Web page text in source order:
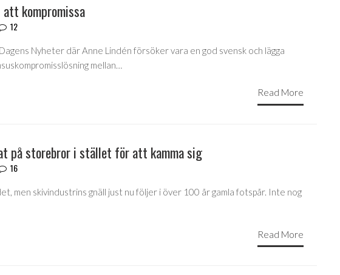
kompromissa
12
Nyheter där Anne Lindén försöker vara en god svensk och lägga
mellan…
Read More
på storebror i stället för att kamma sig
16
men skivindustrins gnäll just nu följer i över 100 år gamla fotspår. Inte nog
Read More